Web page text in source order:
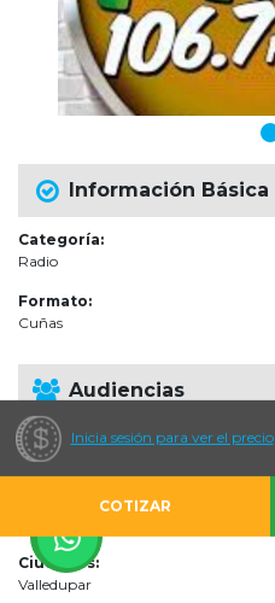
Información Básica
Categoría:
Radio
Formato:
Cuñas
Audiencias
Escenarios de impacto:
Directo al Hogar (Revistas, Radio y TV)
Impactos estimados:
Ciudades:
Valledupar
Inicia sesión para ver el precio
COTIZAR